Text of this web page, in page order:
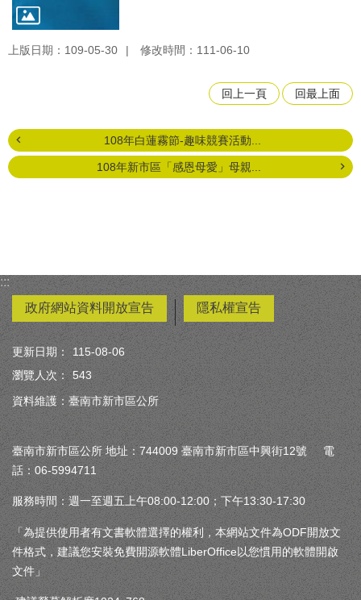
上版日期：109-05-30 修改時間：111-06-10
回上一頁 回最上面
108年白蓮霧節-趣味競賽活動...
108年新市區「感恩母愛」母親...
:::
政府網站資料開放宣告
隱私權宣告
更新日期：
115-08-06
瀏覽人次：
543
資料維護：臺南市新市區公所
臺南市新市區公所 地址：744009 臺南市新市區中興街12號 電
話：06-5994711
服務時間：週一至週五上午08:00-12:00；下午13:30-17:30
「為提供使用者有文書軟體選擇的權利，本網站文件為ODF開放文
件格式，建議您安裝免費開源軟體LiberOffice以您慣用的軟體開啟
文件」